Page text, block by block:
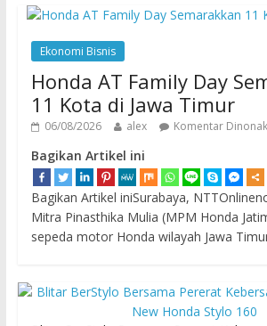
Ekonomi Bisnis
Honda AT Family Day
11 Kota di Jawa Timur
06/08/2026 alex Komentar
Bagikan Artikel ini
Bagikan Artikel iniSurabaya,
Mitra Pinasthika Mulia (MPM Honda
sepeda motor Honda wilayah Jawa